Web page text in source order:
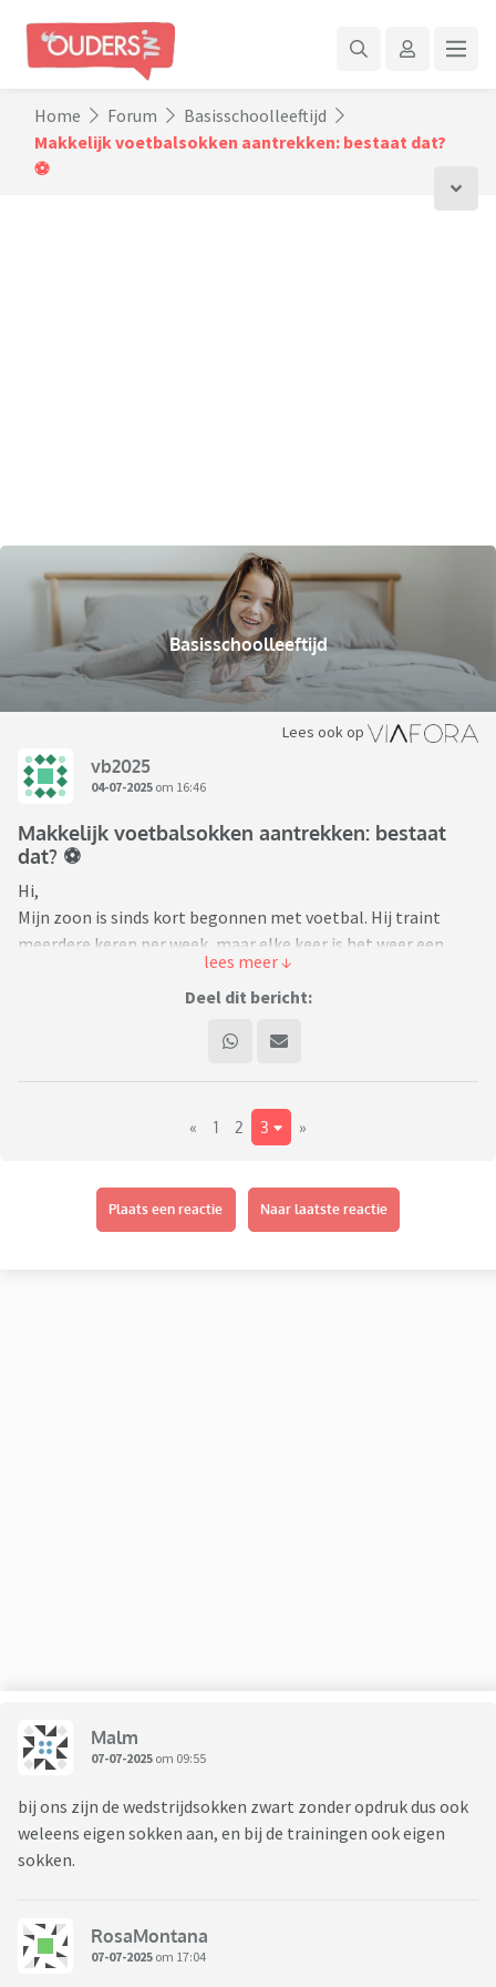
Home Forum
Basisschoolleeftijd
Makkelijk voetbalsokken aantrekken: bestaat dat?
⚽️
Basisschoolleeftijd
Lees ook op
vb2025
04-07-2025 om 16:46
Makkelijk voetbalsokken aantrekken: bestaat
dat? ⚽️
Hi,
Mijn zoon is sinds kort begonnen met voetbal. Hij traint
meerdere keren per week, maar elke keer is het weer een
gedoe om zijn sokken aan te krijgen – vooral met die
scheenbeschermers. Het kost ons vaak meer dan 10 minuten
dit herkennen? Of misschien tips voor handige sokken of
oplossingen die het makkelijker maken?
Het zou geweldig zijn als hij het in de toekomst zelf kan
Deel dit bericht:
« 1 2 3 »
Plaats een reactie Naar laatste reactie
Malm
07-07-2025 om 09:55
bij ons zijn de wedstrijdsokken zwart zonder opdruk dus ook
weleens eigen sokken aan, en bij de trainingen ook eigen
sokken.
RosaMontana
07-07-2025 om 17:04